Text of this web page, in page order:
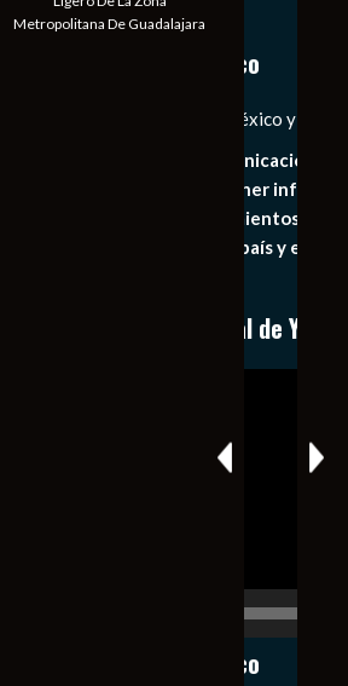
« Jul
Notiexpress de México
Las Noticias Diarias de México y el
Somos un medio de comunicación
principal objetivo mantener
general de los acontecimientos mas
importantes de nuestro país y el
Conoce nuestro canal de
Notiexpress de México
Metropolitana De Guadalajara